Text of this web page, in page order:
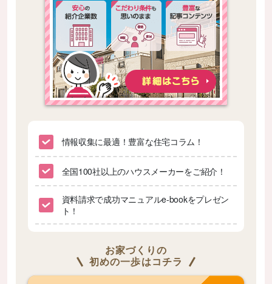
情報収集に最適！豊富な住宅コラム！
全国100社以上のハウスメーカーをご紹介！
資料請求で成功マニュアルe-bookをプレゼン
ト！
お家づくりの
初めの一歩はコチラ